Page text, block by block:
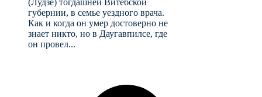
(Лудзе) тогдашней Витебской
губернии, в семье уездного врача.
Как и когда он умер достоверно не
знает никто, но в Даугавпилсе, где
он провел...